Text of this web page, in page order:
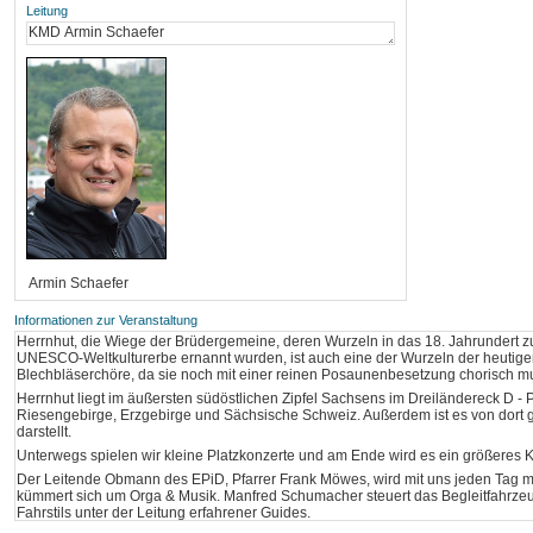
Leitung
Informationen zur Veranstaltung
Herrnhut, die Wiege der Brüdergemeine, deren Wurzeln in das 18.
UNESCO-Weltkulturerbe ernannt wurden, ist auch eine der Wurzeln der
Blechbläserchöre, da sie noch mit einer reinen Posaunenbesetzung chorisch
Herrnhut liegt im äußersten südöstlichen Zipfel Sachsens im Dreiländereck D
Riesengebirge, Erzgebirge und Sächsische Schweiz. Außerdem ist es von
darstellt.
Unterwegs spielen wir kleine Platzkonzerte und am Ende wird es ein größeres
Der Leitende Obmann des EPiD, Pfarrer Frank Möwes, wird mit uns jeden
kümmert sich um Orga & Musik. Manfred Schumacher steuert das
Fahrstils unter der Leitung erfahrener Guides.